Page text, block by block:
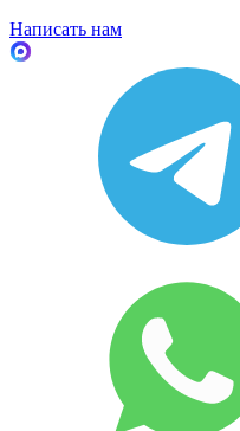
Написать нам